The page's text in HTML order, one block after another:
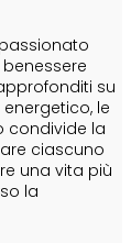
su
le
condivide la
ciascuno
una vita più
la